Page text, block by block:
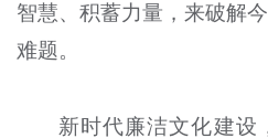
智慧、积蓄力量，来破解
难题。
新时代廉洁文化建设